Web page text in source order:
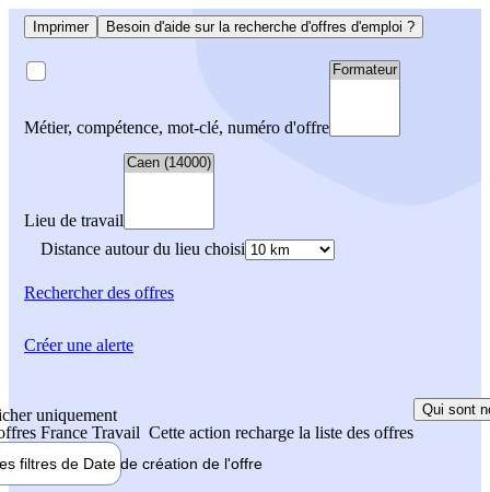
Imprimer Besoin d'aide sur la recherche d'offres d'emploi ?
Métier, compétence, mot-clé, numéro d'offre
Lieu de travail
Distance autour du lieu choisi
Rechercherdes offres
uniquement
France Travail Cette action recharge la liste des offres
Qui sont
filtres de Date de création de l'offre
Créer une alerte